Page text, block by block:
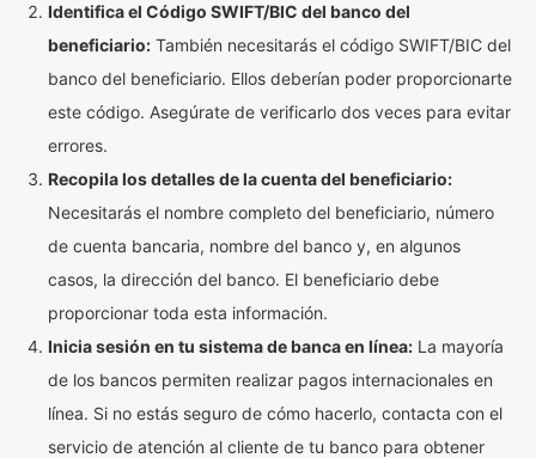
Identifica el Código SWIFT/BIC del banco del
beneficiario: También necesitarás el código SWIFT/BIC del
banco del beneficiario. Ellos deberían poder proporcionarte
este código. Asegúrate de verificarlo dos veces para evitar
errores.
Recopila los detalles de la cuenta del beneficiario:
Necesitarás el nombre completo del beneficiario, número
de cuenta bancaria, nombre del banco y, en algunos
casos, la dirección del banco. El beneficiario debe
proporcionar toda esta información.
Inicia sesión en tu sistema de banca en línea: La mayoría
de los bancos permiten realizar pagos internacionales en
línea. Si no estás seguro de cómo hacerlo, contacta con el
servicio de atención al cliente de tu banco para obtener